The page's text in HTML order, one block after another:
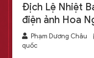
Địch Lệ Nhiệt
điện ảnh Hoa
Phạm Dương Châu
quốc